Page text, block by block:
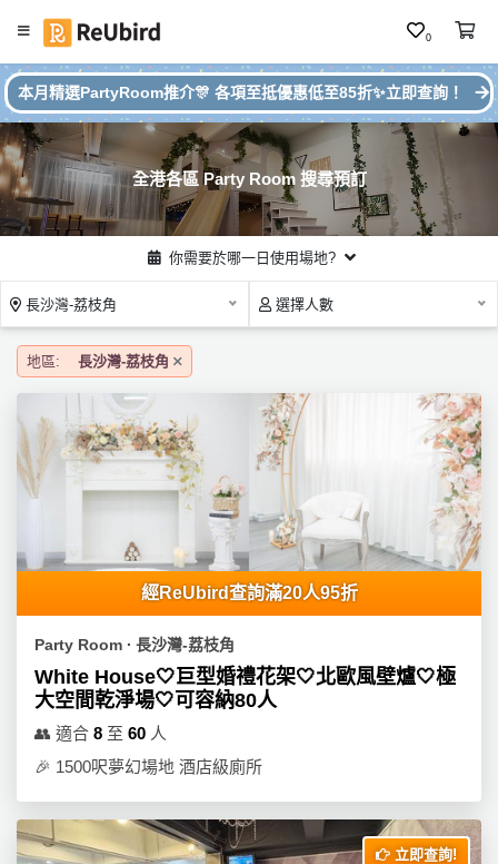
0
繁
中
E
N
登
註
冊
服
務
及
分
a
t
y
R
o
o
搞
P
活
動
#
本
月
P
ar
ty
R
o
推
介
本月精選PartyRoom推介🎊 各項至抵優惠低至85折✨立即查詢！
全港各區 Party Room 搜尋預訂
你需要於哪一日使用場地?
長沙灣-荔枝角 選擇人數
地區: 長沙灣-荔枝角
經ReUbird查詢滿20人95折
Party Room ∙ 長沙灣-荔枝角
White House🤍巨型婚禮花架🤍北歐風壁爐🤍極
大空間乾淨場🤍可容納80人
👥 適合 8 至 60 人
🎉 1500呎夢幻場地 酒店級廁所
立即查詢!